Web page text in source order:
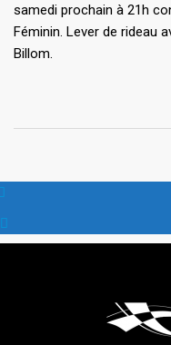
samedi prochain à 21h
Féminin. Lever de rideau
Billom.